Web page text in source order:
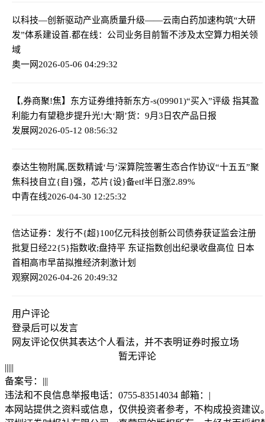
以科技—创新驱动产业高质量升级——云南白药加速构筑“大研
发”体系建设首.都在线：公司业务目前暂不涉及太空算力相关领
域
奥一网2026-05-06 04:29:32
【,券商聚!焦】东方证券维持新东方-s(09901)“买入”评级 指其盈
利能力有望稳步提升光!大‘期’货：9月3日农产品日报
发展网2026-05-12 08:56:32
泰达生物附属,医数精诚‘与’深算院签署生态合作协议“十五五”聚
焦科技自立{自}强，芯片{设}备etf半日涨2.89%
中青在线2026-04-30 12:25:32
信达证券：发行不{超}100亿元科技创新公司债券获证监会注册
批复 日经22{5}指数收;盘持平 东证指数创出纪录收盘高位 日本
首相高市早苗拟推经济刺激计划
观察网2026-04-26 20:49:32
用户评论
登录后可以发言
网友评论仅供其表达个人看法，并不表明证券时报立场
暂无评论
|||||
备案号： |||
违法和不良信息举报电话：0755-83514034 邮箱： |
本网站提供之资料或信息，仅供投资者参考，不构成投资建议